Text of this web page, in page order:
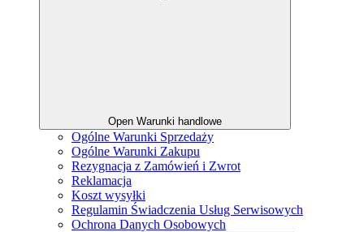
Open Warunki handlowe
Ogólne Warunki Sprzedaży
Ogólne Warunki Zakupu
Rezygnacja z Zamówień i Zwrot
Reklamacja
Koszt wysyłki
Regulamin Świadczenia Usług Serwisowych
Ochrona Danych Osobowych